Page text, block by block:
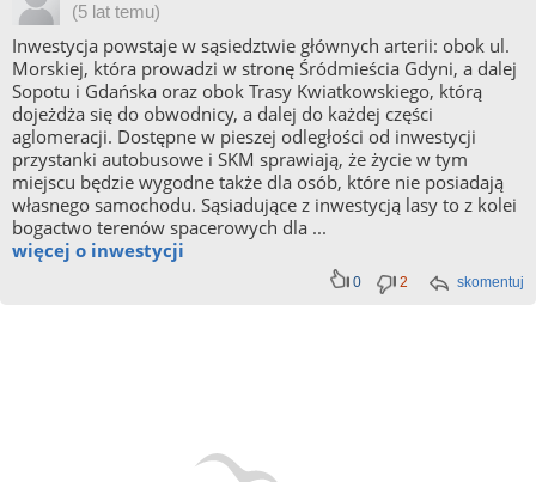
(5 lat temu)
Inwestycja powstaje w sąsiedztwie głównych arterii: obok ul.
Morskiej, która prowadzi w stronę Śródmieścia Gdyni, a dalej
Sopotu i Gdańska oraz obok Trasy Kwiatkowskiego, którą
dojeżdża się do obwodnicy, a dalej do każdej części
aglomeracji. Dostępne w pieszej odległości od inwestycji
przystanki autobusowe i SKM sprawiają, że życie w tym
miejscu będzie wygodne także dla osób, które nie posiadają
własnego samochodu. Sąsiadujące z inwestycją lasy to z kolei
bogactwo terenów spacerowych dla ...
więcej o inwestycji
skomentuj
0 2